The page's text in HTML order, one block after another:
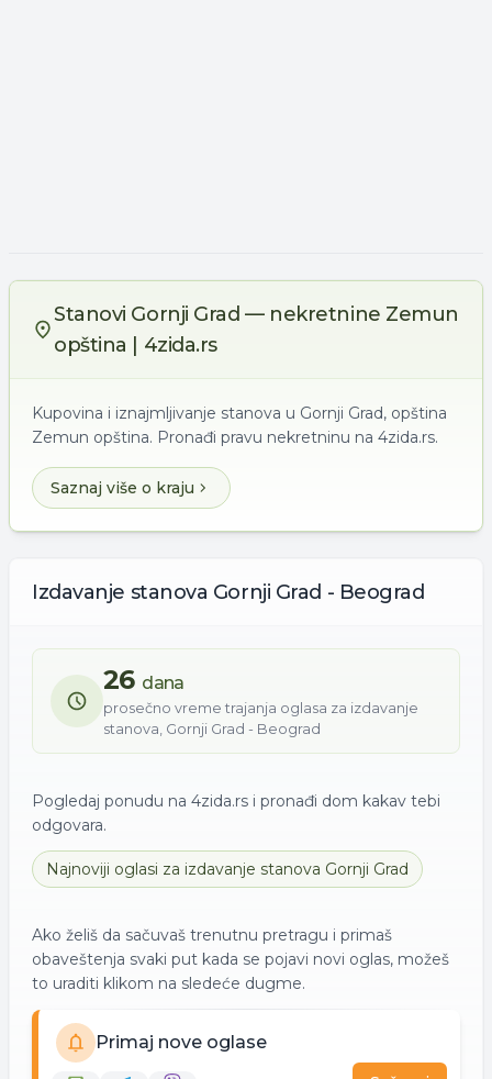
Stanovi Gornji Grad — nekretnine Zemun
opština | 4zida.rs
Kupovina i iznajmljivanje stanova u Gornji Grad, opština
Zemun opština. Pronađi pravu nekretninu na 4zida.rs.
Saznaj više o kraju
Izdavanje stanova Gornji Grad - Beograd
26 dana
prosečno vreme trajanja oglasa za izdavanje
stanova, Gornji Grad - Beograd
Pogledaj ponudu na 4zida.rs i pronađi dom kakav tebi
odgovara.
Najnoviji oglasi za izdavanje stanova Gornji Grad
Ako želiš da sačuvaš trenutnu pretragu i primaš
obaveštenja svaki put kada se pojavi novi oglas, možeš
to uraditi klikom na sledeće dugme.
Primaj nove oglase